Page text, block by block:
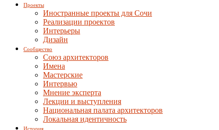
Проекты
Иностранные проекты для Сочи
Реализации проектов
Интерьеры
Дизайн
Сообщество
Союз архитекторов
Имена
Мастерские
Интервью
Мнение эксперта
Лекции и выступления
Национальная палата архитекторов
Локальная идентичность
История